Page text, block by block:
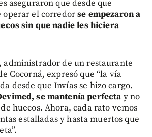
aseguraron que desde que
operar el corredorse empezaron a
sin que nadie les hiciera
administrador de un restaurante
Cocorná, expresó que “la vía
desde que Invías se hizo cargo.
se mantenía perfecta y no
huecos. Ahora, cada rato vemos
estalladas y hasta muertos que